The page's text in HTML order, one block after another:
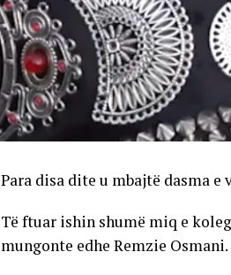
Para disa dite u mbajtë dasma e
Të ftuar ishin shumë miq e
mungonte edhe Remzie Osmani.